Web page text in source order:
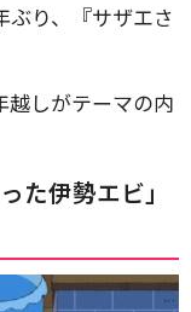
り、『サザエさ
越しがテーマの内
た伊勢エビ」